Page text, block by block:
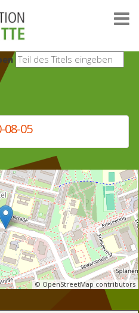
08-05
© OpenStreetMap contributors